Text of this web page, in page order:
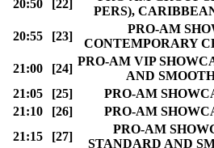
20:50
[22]
PERS),
20:55
[23]
PRO-AM
CONTEMPORARY
21:00
[24]
PRO-AM VIP
AND
21:05
[25]
PRO-AM
21:10
[26]
PRO-AM
21:15
[27]
PRO-AM
STANDARD AND